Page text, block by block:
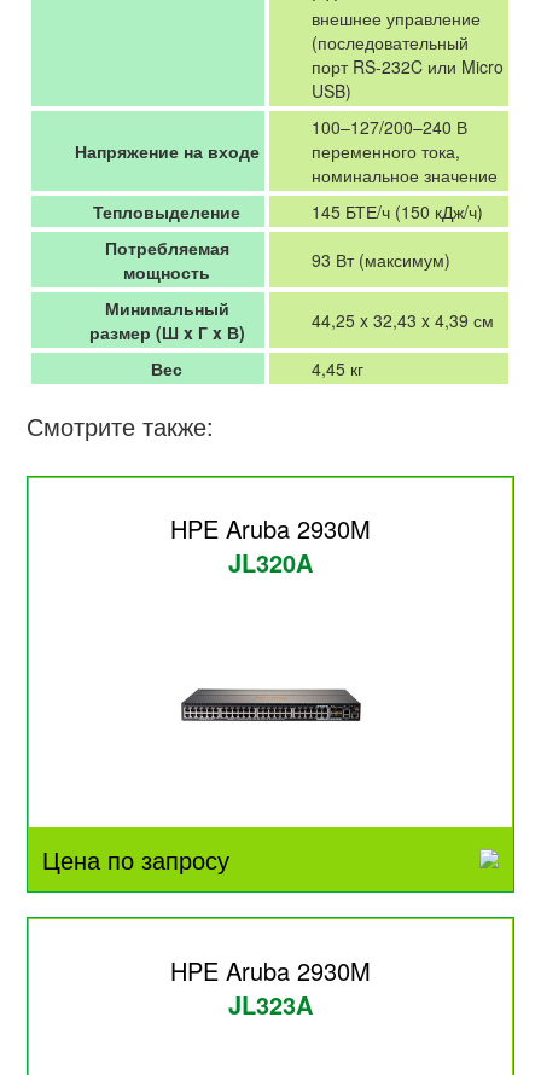
внешнее управление
(последовательный
порт RS-232C или Micro
USB)
Напряжение на входе
100–127/200–240 В
переменного тока,
номинальное значение
Тепловыделение
145 БТЕ/ч (150 кДж/ч)
Потребляемая
мощность
93 Вт (максимум)
Минимальный
размер (Ш x Г x В)
44,25 x 32,43 x 4,39 см
Вес
4,45 кг
Смотрите также:
HPE Aruba 2930M
JL320A
Цена по запросу
HPE Aruba 2930M
JL323A